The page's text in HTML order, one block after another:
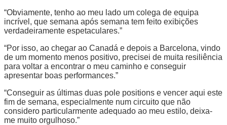
“Obviamente, tenho ao meu lado um colega de equipa
incrível, que semana após semana tem feito exibições
verdadeiramente espetaculares.”
“Por isso, ao chegar ao Canadá e depois a Barcelona, vindo
de um momento menos positivo, precisei de muita resiliência
para voltar a encontrar o meu caminho e conseguir
apresentar boas performances.”
“Conseguir as últimas duas pole positions e vencer aqui este
fim de semana, especialmente num circuito que não
considero particularmente adequado ao meu estilo, deixa-
me muito orgulhoso.”